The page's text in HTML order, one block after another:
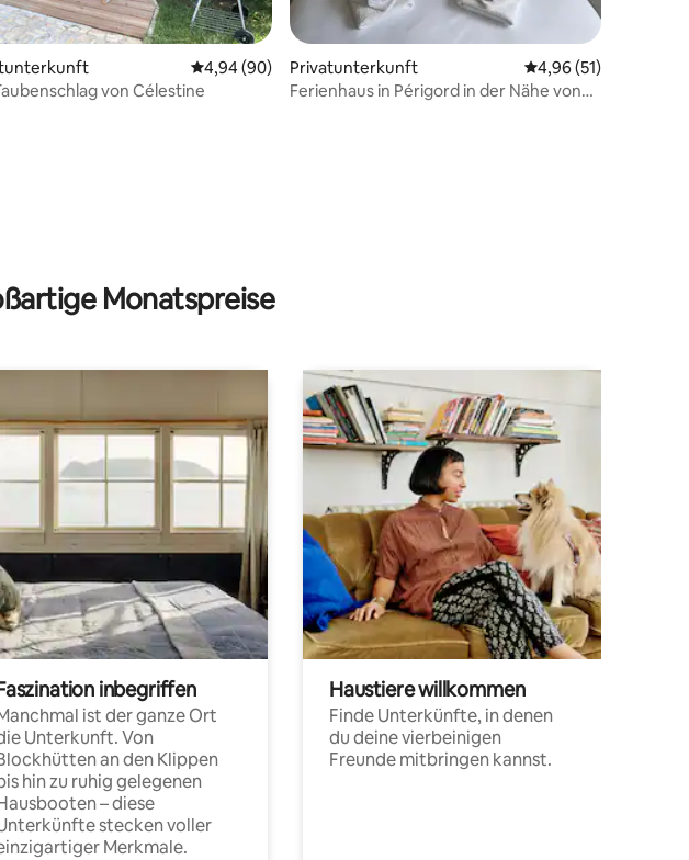
Bewertung: 5 von 5, 62 Bewertungen
Durchschnittliche Bewertung: 4,94 von 5, 90 Bewertungen
4,94 (90)
von Célestine
Privatunterkunft Durchschnittliche
4,96 (51)
Ferienhaus in Périgord in der Nähe von
Monatspreise
inbegriffen
ist der ganze Ort
Unterkunft. Von
an den Klippen
hin zu ruhig gelegenen
– diese
stecken voller
Merkmale.
Haustiere willkommen
Finde Unterkünfte, in denen
du deine vierbeinigen
Freunde mitbringen kannst.